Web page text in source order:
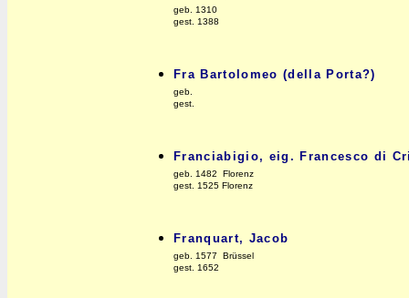
geb. 1310
gest. 1388
Fra Bartolomeo (della Porta?)
geb.
gest.
Franciabigio, eig. Francesco di
geb. 1482 Florenz
gest. 1525 Florenz
Franquart, Jacob
geb. 1577 Brüssel
gest. 1652